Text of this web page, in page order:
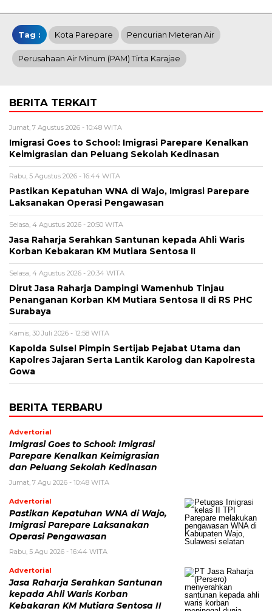
Tag : Kota Parepare Pencurian Meteran Air
Perusahaan Air Minum (PAM) Tirta Karajae
BERITA TERKAIT
Jumat, 7 Agustus 2026 - 10:48 WITA
Imigrasi Goes to School: Imigrasi Parepare Kenalkan
Keimigrasian dan Peluang Sekolah Kedinasan
Rabu, 5 Agustus 2026 - 16:44 WITA
Pastikan Kepatuhan WNA di Wajo, Imigrasi Parepare
Laksanakan Operasi Pengawasan
Selasa, 4 Agustus 2026 - 20:50 WITA
Jasa Raharja Serahkan Santunan kepada Ahli Waris
Korban Kebakaran KM Mutiara Sentosa II
Selasa, 4 Agustus 2026 - 20:34 WITA
Dirut Jasa Raharja Dampingi Wamenhub Tinjau
Penanganan Korban KM Mutiara Sentosa II di RS PHC
Surabaya
Kamis, 30 Juli 2026 - 12:58 WITA
Kapolda Sulsel Pimpin Sertijab Pejabat Utama dan
Kapolres Jajaran Serta Lantik Karolog dan Kapolresta
Gowa
BERITA TERBARU
Advertorial
Imigrasi Goes to School: Imigrasi
Parepare Kenalkan Keimigrasian
dan Peluang Sekolah Kedinasan
Jumat, 7 Agu 2026 - 10:48 WITA
Advertorial
Pastikan Kepatuhan WNA di Wajo,
Imigrasi Parepare Laksanakan
Operasi Pengawasan
Rabu, 5 Agu 2026 - 16:44 WITA
Advertorial
Jasa Raharja Serahkan Santunan
kepada Ahli Waris Korban
Kebakaran KM Mutiara Sentosa II